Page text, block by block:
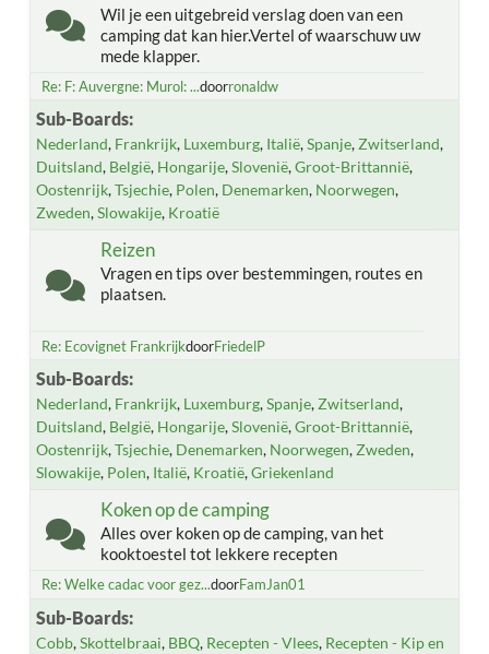
Wil je een uitgebreid verslag doen van een
camping dat kan hier.Vertel of waarschuw uw
mede klapper.
Re: F: Auvergne: Murol: ...doorronaldw
Sub-Boards
Nederland Frankrijk Luxemburg Italië Spanje Zwitserland
Duitsland België Hongarije Slovenië Groot-Brittannië
Oostenrijk Tsjechie Polen Denemarken Noorwegen
Zweden Slowakije Kroatië
Reizen
Vragen en tips over bestemmingen, routes en
plaatsen.
Re: Ecovignet FrankrijkdoorFriedelP
Sub-Boards
Nederland Frankrijk Luxemburg Spanje Zwitserland
Duitsland België Hongarije Slovenië Groot-Brittannië
Oostenrijk Tsjechie Denemarken Noorwegen Zweden
Slowakije Polen Italië Kroatië Griekenland
Koken op de camping
Alles over koken op de camping, van het
kooktoestel tot lekkere recepten
Re: Welke cadac voor gez...doorFamJan01
Sub-Boards
Cobb Skottelbraai BBQ Recepten - Vlees Recepten - Kip en